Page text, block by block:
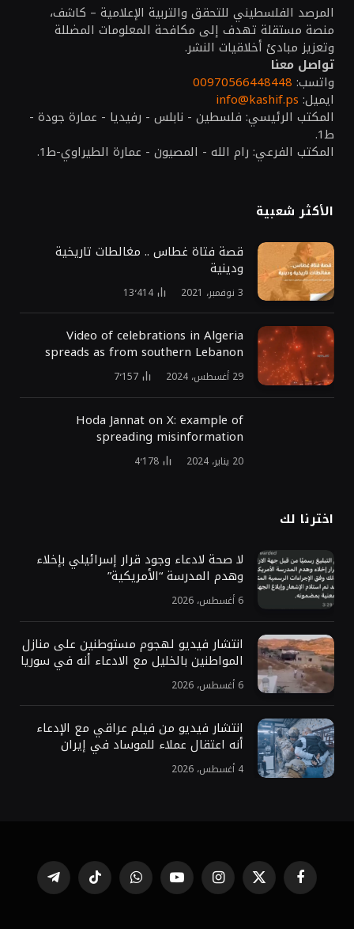
المرصد الفلسطيني للتحقق والتربية الإعلامية – كاشف،
منصة مستقلة تهدف إلى مكافحة المعلومات المضللة
وتعزيز مبادئ أخلاقيات النشر.
تواصل معنا
واتسب: 00970566448448
ايميل: info@kashif.ps
المكتب الرئيسي: فلسطين - نابلس - رفيديا - عمارة جودة -
ط1.
المكتب الفرعي: رام الله - المصيون - عمارة الطيراوي-ط1.
الأكثر شعبية
قصة فتاة غطاس .. مغالطات تاريخية
ودينية
3 نوفمبر، 2021 13٬414
Video of celebrations in Algeria
spreads as from southern Lebanon
29 أغسطس، 2024 7٬157
Hoda Jannat on X: example of
spreading misinformation
20 يناير، 2024 4٬178
اخترنا لك
لا صحة لادعاء وجود قرار إسرائيلي بإخلاء
وهدم المدرسة “الأمريكية”
6 أغسطس، 2026
انتشار فيديو لهجوم مستوطنين على منازل
المواطنين بالخليل مع الادعاء أنه في سوريا
6 أغسطس، 2026
انتشار فيديو من فيلم عراقي مع الإدعاء
أنه اعتقال عملاء للموساد في إيران
4 أغسطس، 2026
فيسبوك X
(Twitter)
الانستغراميوتيوب واتساب تيكتوك تيلقرام